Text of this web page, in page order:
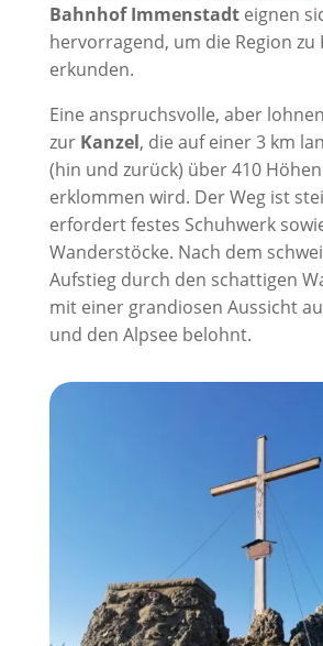
Bahnhof Immenstadteignen
hervorragend, um die Region zu
erkunden.
Eine anspruchsvolle, aber
zur Kanzel, die auf einer 3 km
(hin und zurück) über 410
erklommen wird. Der Weg ist
erfordert festes Schuhwerk
Wanderstöcke. Nach dem
Aufstieg durch den schattigen
mit einer grandiosen Aussicht
und den Alpsee belohnt.